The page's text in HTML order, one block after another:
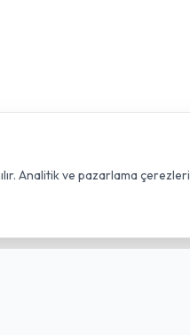
Analitik ve pazarlama çerezleri